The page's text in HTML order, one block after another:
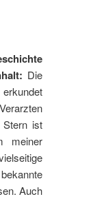
Die
ist
meiner
Auch